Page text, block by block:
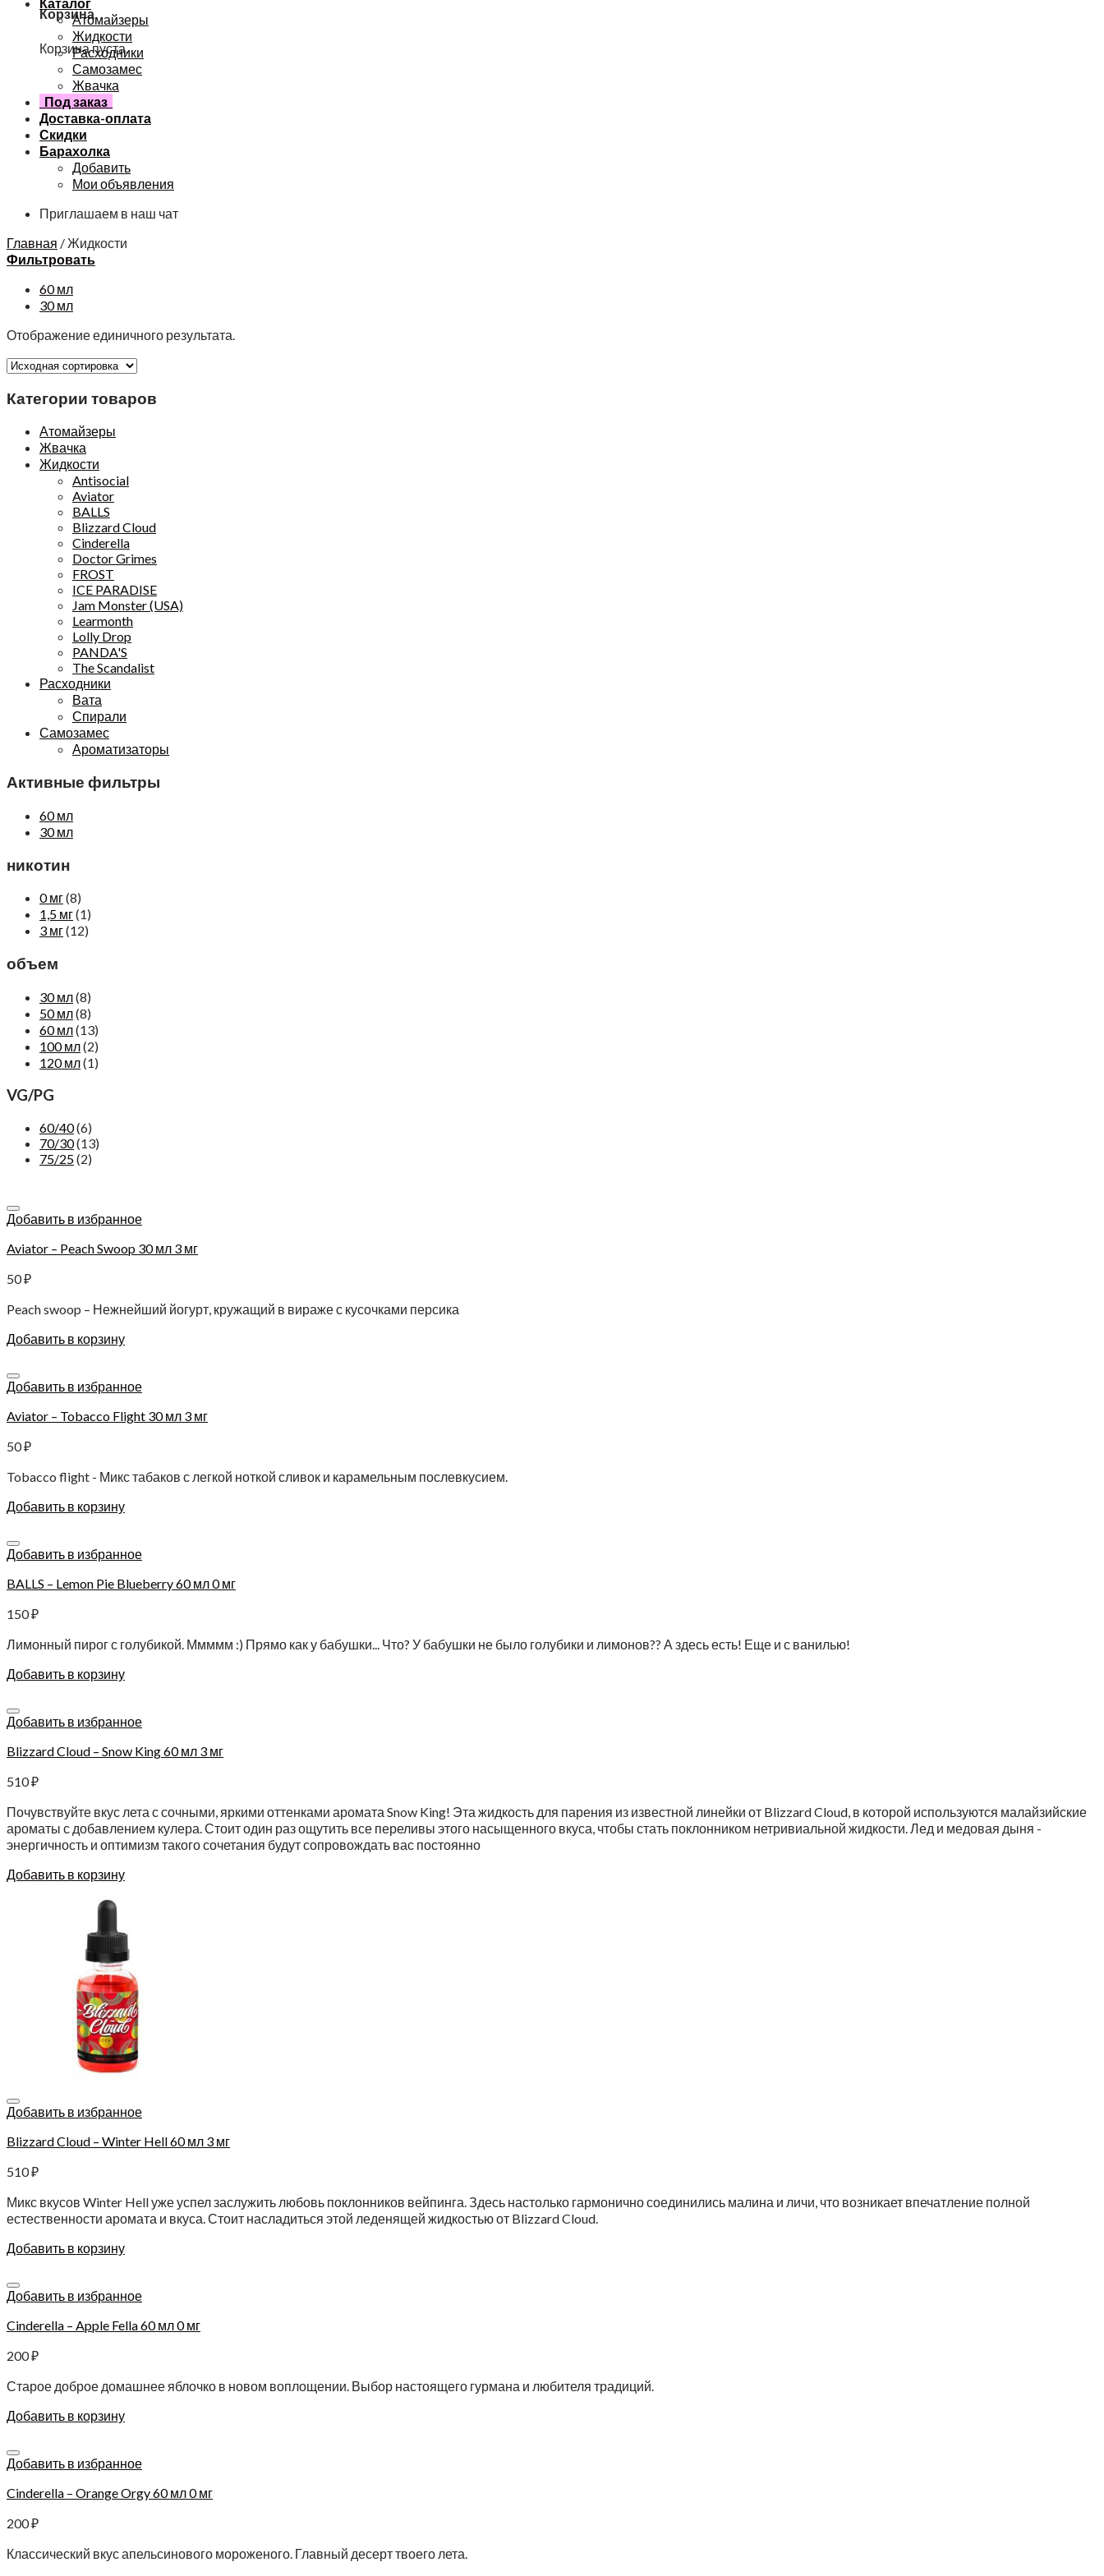
Корзина
Корзина пуста.
Атомайзеры
Жидкости
Расходники
Самозамес
Жвачка
Под заказ
Доставка-оплата
Скидки
Барахолка
Добавить
Мои объявления
Приглашаем в наш чат
Главная /Жидкости
Фильтровать
60 мл
30 мл
Отображение единичного результата.
Категории товаров
Атомайзеры
Жвачка
Жидкости
Antisocial
Aviator
BALLS
Blizzard Cloud
Cinderella
Doctor Grimes
FROST
ICE PARADISE
Jam Monster (USA)
Learmonth
Lolly Drop
PANDA'S
The Scandalist
Расходники
Вата
Спирали
Самозамес
Ароматизаторы
Активные фильтры
60 мл
30 мл
никотин
0 мг(8)
1,5 мг(1)
3 мг(12)
объем
30 мл(8)
50 мл(8)
60 мл(13)
100 мл(2)
120 мл(1)
VG/PG
60/40(6)
70/30(13)
75/25(2)
Добавить в избранное
Aviator – Peach Swoop 30 мл 3 мг
50₽
Peach swoop – Нежнейший йогурт, кружащий в вираже с кусочками персика
Добавить в корзину
Добавить в избранное
Aviator – Tobacco Flight 30 мл 3 мг
50₽
Tobacco flight - Микс табаков с легкой ноткой сливок и карамельным послевкусием.
Добавить в корзину
Добавить в избранное
BALLS – Lemon Pie Blueberry 60 мл 0 мг
150₽
Лимонный пирог с голубикой. Ммммм :) Прямо как у бабушки... Что? У бабушки не было голубики и лимонов?? А здесь есть! Еще и с ванилью!
Добавить в корзину
Добавить в избранное
Blizzard Cloud – Snow King 60 мл 3 мг
510₽
Почувствуйте вкус лета с сочными, яркими оттенками аромата Snow King! Эта жидкость для парения из известной линейки от Blizzard Cloud, в которой используются малайзийские
ароматы с добавлением кулера. Стоит один раз ощутить все переливы этого насыщенного вкуса, чтобы стать поклонником нетривиальной жидкости. Лед и медовая дыня -
энергичность и оптимизм такого сочетания будут сопровождать вас постоянно
Добавить в корзину
Добавить в избранное
Blizzard Cloud – Winter Hell 60 мл 3 мг
510₽
Микс вкусов Winter Hell уже успел заслужить любовь поклонников вейпинга. Здесь настолько гармонично соединились малина и личи, что возникает впечатление полной
естественности аромата и вкуса. Стоит насладиться этой леденящей жидкостью от Blizzard Cloud.
Добавить в корзину
Добавить в избранное
Cinderella – Apple Fella 60 мл 0 мг
200₽
Старое доброе домашнее яблочко в новом воплощении. Выбор настоящего гурмана и любителя традиций.
Добавить в корзину
Добавить в избранное
Cinderella – Orange Orgy 60 мл 0 мг
200₽
Классический вкус апельсинового мороженого. Главный десерт твоего лета.